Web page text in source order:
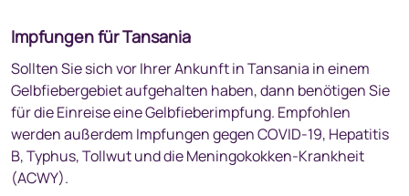
Impfungen für Tansania
Sollten Sie sich vor Ihrer Ankunft in Tansania in einem
Gelbfiebergebiet aufgehalten haben, dann benötigen Sie
für die Einreise eine Gelbfieberimpfung. Empfohlen
werden außerdem Impfungen gegen COVID-19, Hepatitis
B, Typhus, Tollwut und die Meningokokken-Krankheit
(ACWY).